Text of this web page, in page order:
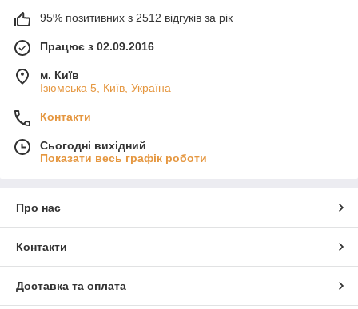
95% позитивних з 2512 відгуків за рік
Працює з 02.09.2016
м. Київ
Ізюмська 5, Київ, Україна
Контакти
Сьогодні вихідний
Показати весь графік роботи
Про нас
Контакти
Доставка та оплата